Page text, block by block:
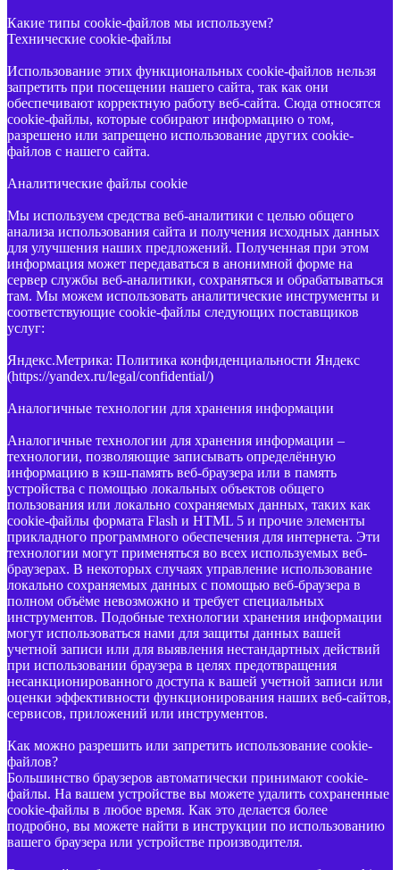
Какие типы cookie-файлов мы используем?
Технические cookie-файлы
Использование этих функциональных cookie-файлов нельзя
запретить при посещении нашего сайта, так как они
обеспечивают корректную работу веб-сайта. Сюда относятся
cookie-файлы, которые собирают информацию о том,
разрешено или запрещено использование других cookie-
файлов с нашего сайта.
Аналитические файлы cookie
Мы используем средства веб-аналитики с целью общего
анализа использования сайта и получения исходных данных
для улучшения наших предложений. Полученная при этом
информация может передаваться в анонимной форме на
сервер службы веб-аналитики, сохраняться и обрабатываться
там. Мы можем использовать аналитические инструменты и
соответствующие cookie-файлы следующих поставщиков
услуг:
Яндекс.Метрика: Политика конфиденциальности Яндекс
(https://yandex.ru/legal/confidential/)
Аналогичные технологии для хранения информации
Аналогичные технологии для хранения информации –
технологии, позволяющие записывать определённую
информацию в кэш-память веб-браузера или в память
устройства с помощью локальных объектов общего
пользования или локально сохраняемых данных, таких как
cookie-файлы формата Flash и HTML 5 и прочие элементы
прикладного программного обеспечения для интернета. Эти
технологии могут применяться во всех используемых веб-
браузерах. В некоторых случаях управление использование
локально сохраняемых данных с помощью веб-браузера в
полном объёме невозможно и требует специальных
инструментов. Подобные технологии хранения информации
могут использоваться нами для защиты данных вашей
учетной записи или для выявления нестандартных действий
при использовании браузера в целях предотвращения
несанкционированного доступа к вашей учетной записи или
оценки эффективности функционирования наших веб-сайтов,
сервисов, приложений или инструментов.
Как можно разрешить или запретить использование cookie-
файлов?
Большинство браузеров автоматически принимают cookie-
файлы. На вашем устройстве вы можете удалить сохраненные
cookie-файлы в любое время. Как это делается более
подробно, вы можете найти в инструкции по использованию
вашего браузера или устройстве производителя.